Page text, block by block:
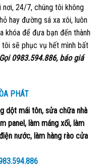
24/7, chúng tôi không
hay đường sá xa xôi, luôn
khóa để đưa bạn đến thành
sẽ phục vụ hết mình bất
Gọi 0983.594.886, báo giá
PHÁT
dột mái tôn, sửa chữa nhà
panel, làm máng xối, làm
nước, làm hàng rào cửa